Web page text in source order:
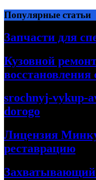
Перейти
к
содержимому
Популярные статьи
Запчасти для
Кузовной
восстановления
srochnyj-vykup-
dorogo
Лицензия
реставрацию